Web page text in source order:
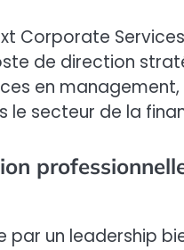
Corporate
de direction
en
le secteur de la
par un leadership